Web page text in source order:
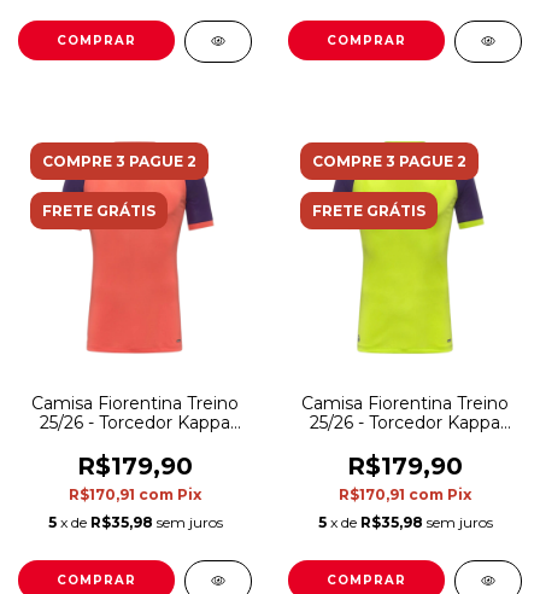
COMPRAR COMPRAR
COMPRE 3 PAGUE 2
FRETE GRÁTIS
Camisa Fiorentina Treino
25/26 - Torcedor Kappa
R$179,90
R$170,91 com Pix
5 x de R$35,98 sem juros
COMPRAR
COMPRE 3 PAGUE 2
FRETE GRÁTIS
Camisa Fiorentina Treino
25/26 - Torcedor Kappa
e roxa
R$179,90
R$170,91 com Pix
5 x de R$35,98 sem juros
COMPRAR